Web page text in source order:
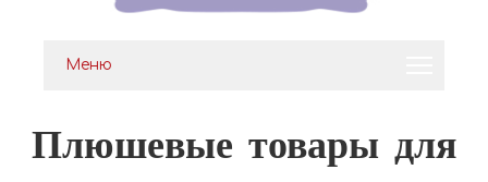
Меню
Плюшевые товары для